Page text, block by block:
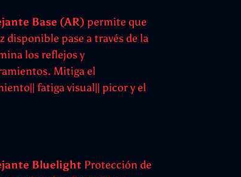
Base (AR) permite que
disponible pase a través de la
los reflejos y
Mitiga el
fatiga visual|| picor y el
Bluelight Protección de